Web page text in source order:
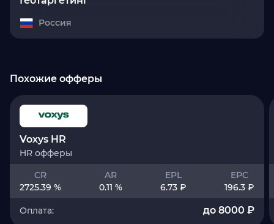
Россия
Похожие офферы
Voxys HR
HR офферы
CR
2725.39 %
AR
0.11 %
EPL
6.73 ₽
EPC
196.3 ₽
Оплата: до 8000 ₽